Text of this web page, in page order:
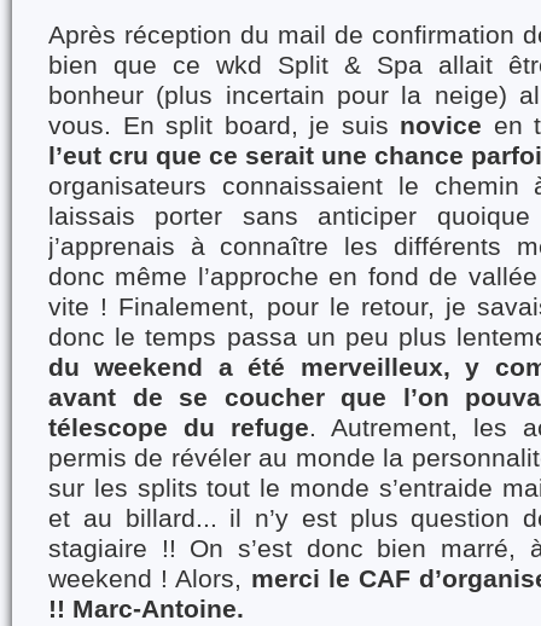
Après réception du mail de confirmation
bien que ce wkd Split & Spa allait
bonheur (plus incertain pour la neige)
vous. En split board, je suis novice en
l’eut cru que ce serait une chance
organisateurs connaissaient le
laissais porter sans anticiper
j’apprenais à connaître les différents
donc même l’approche en fond de
vite ! Finalement, pour le retour, je
donc le temps passa un peu plus
du weekend a été merveilleux, y
avant de se coucher que l’on
télescope du refuge. Autrement, les
permis de révéler au monde la
sur les splits tout le monde s’entraide
et au billard... il n’y est plus question
stagiaire !! On s’est donc bien marré,
weekend ! Alors, merci le CAF
!! Marc-Antoine.